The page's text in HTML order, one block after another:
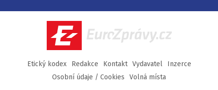
Facebook
TwitterInstagram
YouTube
EuroZprávy.cz
Etický kodex Redakce Kontakt Vydavatel
Inzerce
Osobní údaje / Cookies
Volná místa